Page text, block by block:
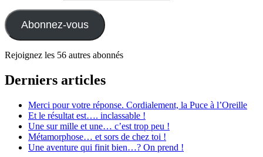
Abonnez-vous
Rejoignez les 56 autres abonnés
Derniers articles
Merci pour votre réponse. Cordialement, la Puce à l’Oreille
Et le résultat est…. inclassable !
Une sur mille et une… c’est trop peu !
Métamorphose… et sors de chez toi !
Une aventure qui finit bien…? On prend !